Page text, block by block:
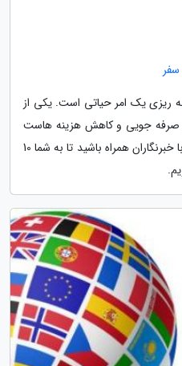
ریزی یک امر حیاتی است. یکی از
صرفه جویی و کاهش هزینه هاست
بدون اینکه لذت سفرمان کم گردد. با خبرنگاران همراه باشید تا به شما 10